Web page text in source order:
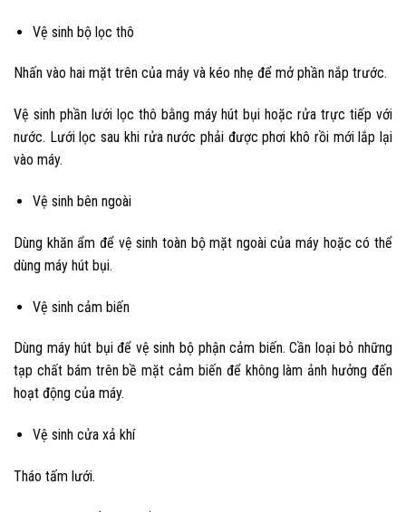
Vệ sinh bộ lọc thô
Nhấn vào hai mặt trên của máy và kéo nhẹ để mở phần nắp trước.
Vệ sinh phần lưới lọc thô bằng máy hút bụi hoặc rửa trực tiếp với
nước. Lưới lọc sau khi rửa nước phải được phơi khô rồi mới lắp lại
vào máy.
Vệ sinh bên ngoài
Dùng khăn ẩm để vệ sinh toàn bộ mặt ngoài của máy hoặc có thể
dùng máy hút bụi.
Vệ sinh cảm biến
Dùng máy hút bụi để vệ sinh bộ phận cảm biến. Cần loại bỏ những
tạp chất bám trên bề mặt cảm biến để không làm ảnh hưởng đến
hoạt động của máy.
Vệ sinh cửa xả khí
Tháo tấm lưới.